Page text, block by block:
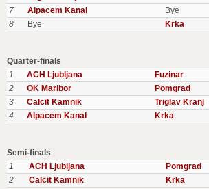
7
Alpacem Kanal
Bye
8
Bye Krka
Quarter-finals
1
ACH Ljubljana Fuzinar
2
OK Maribor Pomgrad
3
Calcit Kamnik Triglav Kranj
4
Alpacem Kanal Krka
Semi-finals
1
ACH Ljubljana Pomgrad
2
Calcit Kamnik Krka